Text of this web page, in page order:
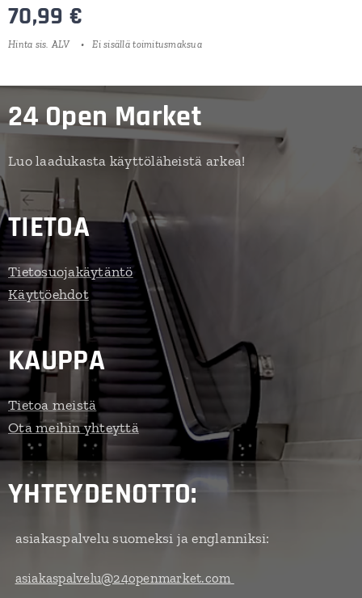
70,99 €
Hinta sis. ALV Ei sisällä toimitusmaksua
24 Open Market
Luo laadukasta käyttöläheistä arkea!
TIETOA
Tietosuojakäytäntö
Käyttöehdot
KAUPPA
Tietoa meistä
Ota meihin yhteyttä
YHTEYDENOTTO:
asiakaspalvelu suomeksi ja englanniksi:
asiakaspalvelu@24openmarket.com